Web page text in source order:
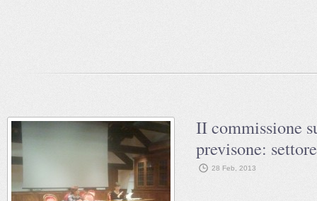
II commissione
previsone:
28 Feb, 2013